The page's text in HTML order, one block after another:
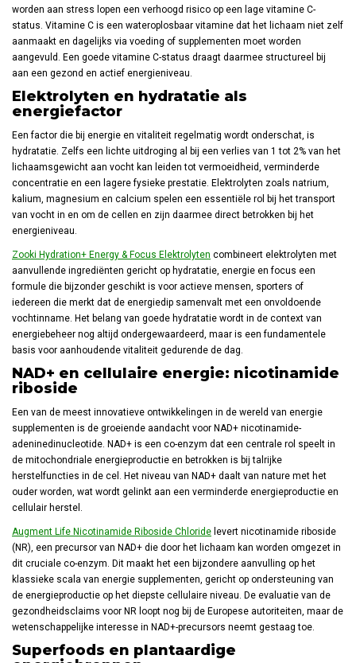
worden aan stress lopen een verhoogd risico op een lage vitamine C-
status. Vitamine C is een wateroplosbaar vitamine dat het lichaam niet zelf
aanmaakt en dagelijks via voeding of supplementen moet worden
aangevuld. Een goede vitamine C-status draagt daarmee structureel bij
aan een gezond en actief energieniveau.
Elektrolyten en hydratatie als
energiefactor
Een factor die bij energie en vitaliteit regelmatig wordt onderschat, is
hydratatie. Zelfs een lichte uitdroging al bij een verlies van 1 tot 2% van het
lichaamsgewicht aan vocht kan leiden tot vermoeidheid, verminderde
concentratie en een lagere fysieke prestatie. Elektrolyten zoals natrium,
kalium, magnesium en calcium spelen een essentiële rol bij het transport
van vocht in en om de cellen en zijn daarmee direct betrokken bij het
energieniveau.
Zooki Hydration+ Energy & Focus Elektrolyten combineert elektrolyten met
aanvullende ingrediënten gericht op hydratatie, energie en focus een
formule die bijzonder geschikt is voor actieve mensen, sporters of
iedereen die merkt dat de energiedip samenvalt met een onvoldoende
vochtinname. Het belang van goede hydratatie wordt in de context van
energiebeheer nog altijd ondergewaardeerd, maar is een fundamentele
basis voor aanhoudende vitaliteit gedurende de dag.
NAD+ en cellulaire energie: nicotinamide
riboside
Een van de meest innovatieve ontwikkelingen in de wereld van energie
supplementen is de groeiende aandacht voor NAD+ nicotinamide-
adeninedinucleotide. NAD+ is een co-enzym dat een centrale rol speelt in
de mitochondriale energieproductie en betrokken is bij talrijke
herstelfuncties in de cel. Het niveau van NAD+ daalt van nature met het
ouder worden, wat wordt gelinkt aan een verminderde energieproductie en
cellulair herstel.
Augment Life Nicotinamide Riboside Chloride levert nicotinamide riboside
(NR), een precursor van NAD+ die door het lichaam kan worden omgezet in
dit cruciale co-enzym. Dit maakt het een bijzondere aanvulling op het
klassieke scala van energie supplementen, gericht op ondersteuning van
de energieproductie op het diepste cellulaire niveau. De evaluatie van de
gezondheidsclaims voor NR loopt nog bij de Europese autoriteiten, maar de
wetenschappelijke interesse in NAD+-precursors neemt gestaag toe.
Superfoods en plantaardige